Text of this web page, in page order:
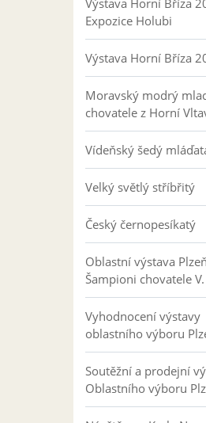
Výstava Horní Bříza
Expozice Holubi
Výstava Horní Bříza
Moravský modrý
chovatele z Horní
Vídeňský šedý
Velký světlý stříbřitý
Český černopesíkatý
Oblastní výstava
Šampioni chovatele
Vyhodnocení výstavy
oblastního výboru
Soutěžní a prodejní
Oblastního výboru